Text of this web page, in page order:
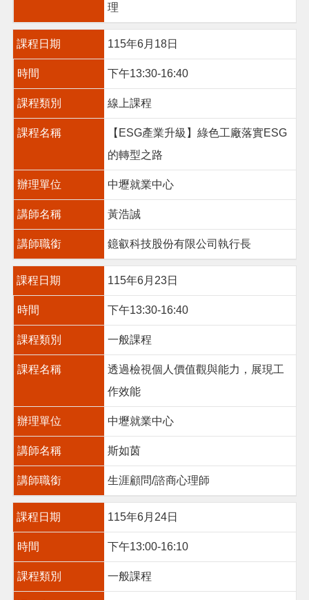
理
課程日期 115年6月18日
時間 下午13:30-16:40
課程類別 線上課程
課程名稱
【ESG產業升級】綠色工廠落實ESG
的轉型之路
辦理單位 中壢就業中心
講師名稱 黃浩誠
講師職銜 鐿叡科技股份有限公司執行長
課程日期 115年6月23日
時間 下午13:30-16:40
課程類別 一般課程
課程名稱
透過檢視個人價值觀與能力，展現工
作效能
辦理單位 中壢就業中心
講師名稱 斯如茵
講師職銜 生涯顧問/諮商心理師
課程日期 115年6月24日
時間 下午13:00-16:10
課程類別 一般課程